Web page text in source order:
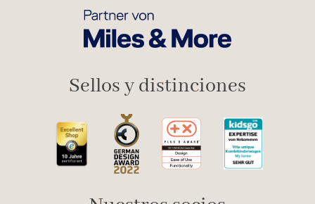
Sellos y distinciones